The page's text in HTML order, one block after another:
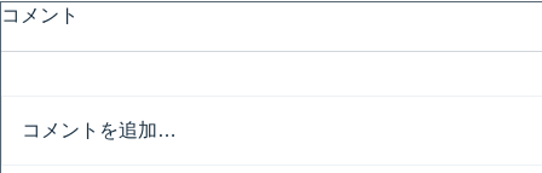
コメント
コメントを追加…